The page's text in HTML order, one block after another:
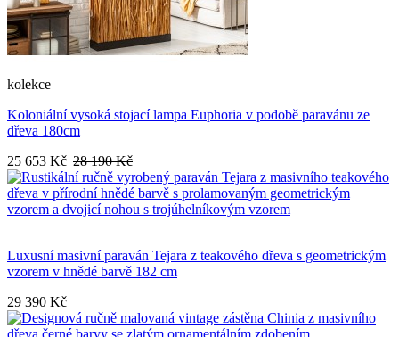
kolekce
Koloniální vysoká stojací lampa Euphoria v podobě paravánu ze
dřeva 180cm
25 653 Kč 28 190 Kč
Luxusní masivní paraván Tejara z teakového dřeva s geometrickým
vzorem v hnědé barvě 182 cm
29 390 Kč